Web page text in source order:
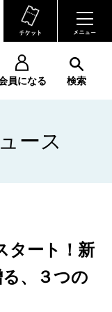
員になる 検索
ース
タート！新
、３つの